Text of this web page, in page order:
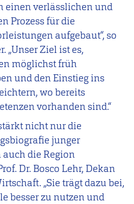
einen verlässlichen und
Prozess für die
aufgebaut“, so
„Unser Ziel ist es,
möglichst früh
und den Einstieg ins
wo bereits
vorhanden sind.“
nicht nur die
junger
die Region
Dr. Bosco Lehr, Dekan
„Sie trägt dazu bei,
besser zu nutzen und